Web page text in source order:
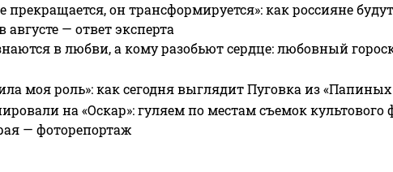
прекращается, он трансформируется»: как россияне будут
августе — ответ эксперта
в любви, а кому разобьют сердце: любовный
моя роль»: как сегодня выглядит Пуговка из «Папиных
на «Оскар»: гуляем по местам съемок культового
— фоторепортаж